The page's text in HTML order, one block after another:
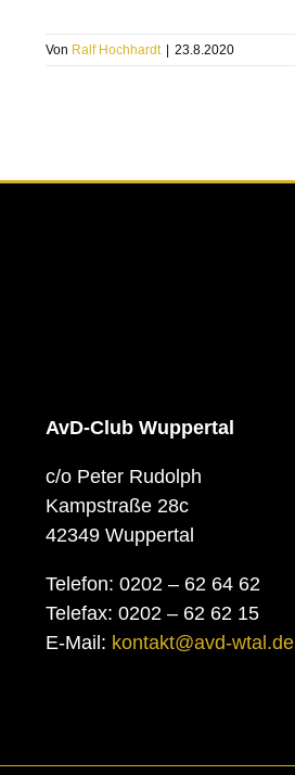
Von Ralf Hochhardt 23.8.2020
AvD-Club Wuppertal
c/o Peter Rudolph
Kampstraße 28c
42349 Wuppertal
Telefon: 0202 – 62 64 62
Telefax: 0202 – 62 62 15
E-Mail: kontakt@avd-wtal.de